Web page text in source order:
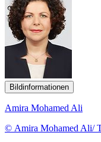
Bildinformationen
Amira Mohamed Ali
© Amira Mohamed Ali/